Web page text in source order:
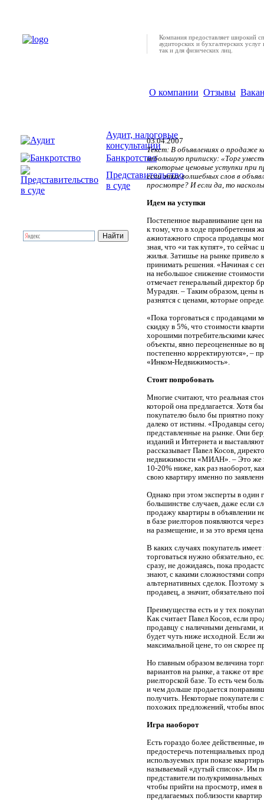
Аудит, налоговые
консультации
Банкротство
Представительство
в суде
Компания предоставляет широкий
аудиторских и бухгалтерских услуг
так и для физических лиц.
О компании Отзывы
03.04.2007
Текст: В объявлениях о продаже
небольшую приписку: «Торг
некоторые ценовые уступки при
если этих волшебных слов в
просмотре? И если да, то
Идем на уступки
Постепенное выравнивание цен
к тому, что в ходе приобретения
ажиотажного спроса продавцы
зная, что «и так купят», то
жилья. Затишье на рынке привело
принимать решения. «Начиная с
на небольшое снижение
отмечает генеральный директор
Мурадян. – Таким образом, цены
разнятся с ценами, которые
«Пока торговаться с продавцами
скидку в 5%, что стоимости
хорошими потребительскими
объекты, явно переоцененные во
постепенно корректируются», –
«Инком-Недвижимость».
Стоит попробовать
Многие считают, что реальная
которой она предлагается. Хотя
покупателю было бы приятно
далеко от истины. «Продавцы
представленные на рынке. Они
изданий и Интернета и
рассказывает Павел Косов,
недвижимости «МИАН». – Это же
10-20% ниже, как раз наоборот,
свою квартиру именно по
Однако при этом эксперты в один
большинстве случаев, даже если
продажу квартиры в объявлении
в базе риелторов появляются
на размещение, и за это время
В каких случаях покупатель
торговаться нужно обязательно,
сразу, не дожидаясь, пока
знают, с какими сложностями
альтернативных сделок. Поэтому
продавец, а значит, обязательно
Преимущества есть и у тех
Как считает Павел Косов, если
продавцу с наличными деньгами,
будет чуть ниже исходной. Если
максимальной цене, то он скорее
Но главным образом величина
вариантов на рынке, а также от
риелторской базе. То есть чем
и чем дольше продается
получить. Некоторые покупатели
похожих предложений, чтобы
Игра наоборот
Есть гораздо более действенные,
предостеречь потенциальных
используемых при показе
называемый «дутый список». Им
представители
чтобы прийти на просмотр, имея
предлагаемых поблизости